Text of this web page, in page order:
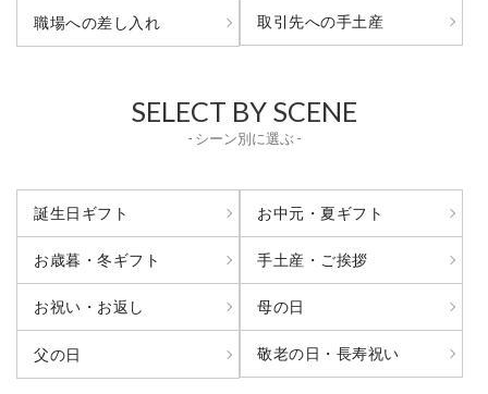
職場への差し入れ 取引先への手土産
SELECT BY SCENE
- シーン別に選ぶ -
誕生日ギフト お中元・夏ギフト
お歳暮・冬ギフト 手土産・ご挨拶
お祝い・お返し 母の日
父の日 敬老の日・長寿祝い